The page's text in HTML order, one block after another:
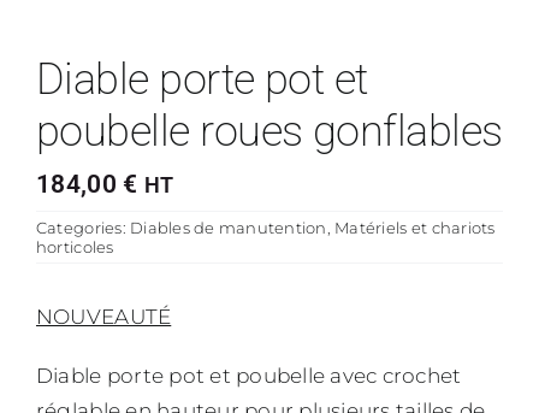
Diable porte pot et
poubelle roues gonflables
184,00 € HT
Categories: Diables de manutention Matériels et chariots
horticoles
NOUVEAUTÉ
Diable porte pot et poubelle avec crochet